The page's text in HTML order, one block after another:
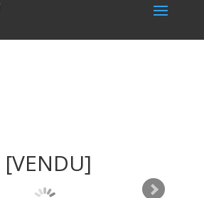
[VENDU]